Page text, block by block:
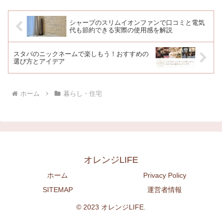
シャープのスリムイオンファンで口コミと電気
代も節約できる実際の使用感を解説
スタバのニックネームで楽しもう！おすすめの
選び方とアイデア
ホーム 暮らし・住宅
オレンジLIFE
ホーム
Privacy Policy
SITEMAP
運営者情報
© 2023 オレンジLIFE.